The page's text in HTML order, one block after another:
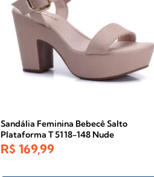
Sandália Feminina Bebecê Salto
Plataforma T 5118-148 Nude
R$ 169,99